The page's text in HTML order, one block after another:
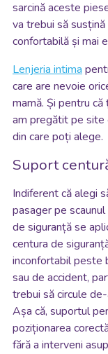
sarcină aceste
va trebui să
confortabilă și mai
Lenjeria intima
care are nevoie
mamă. Și pentru
am pregătit pe site
din care poți alege.
Suport
Indiferent că alegi
pasager pe
de siguranță se
centura de
inconfortabil peste
sau de accident,
trebui să circule
Așa că, suportul
poziționarea
fără a interveni